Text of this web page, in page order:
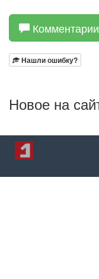
Нашли ошибку?
Новое на